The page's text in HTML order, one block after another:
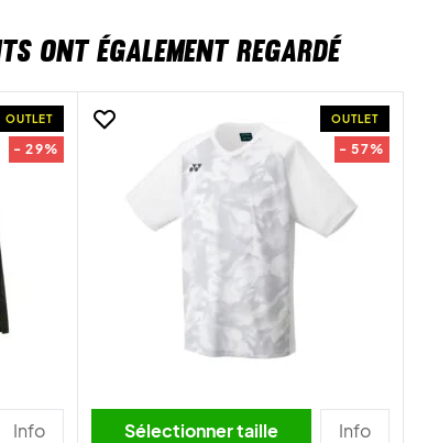
ONT ÉGALEMENT REGARDÉ
OUTLET
- 29%
Info
OUTLET
- 57%
Sélectionner taille Info